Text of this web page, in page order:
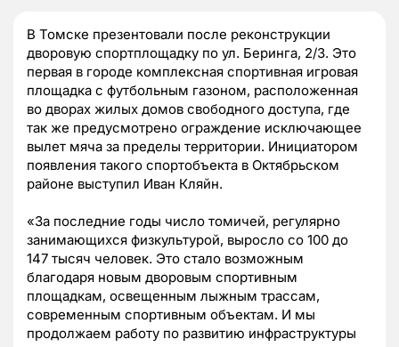
В Томске презентовали после реконструкции
дворовую спортплощадку по ул. Беринга, 2/3. Это
первая в городе комплексная спортивная игровая
площадка с футбольным газоном, расположенная
во дворах жилых домов свободного доступа, где
так же предусмотрено ограждение исключающее
вылет мяча за пределы территории. Инициатором
появления такого спортобъекта в Октябрьском
районе выступил Иван Кляйн.
«За последние годы число томичей, регулярно
занимающихся физкультурой, выросло со 100 до
147 тысяч человек. Это стало возможным
благодаря новым дворовым спортивным
площадкам, освещенным лыжным трассам,
современным спортивным объектам. И мы
продолжаем работу по развитию инфраструктуры